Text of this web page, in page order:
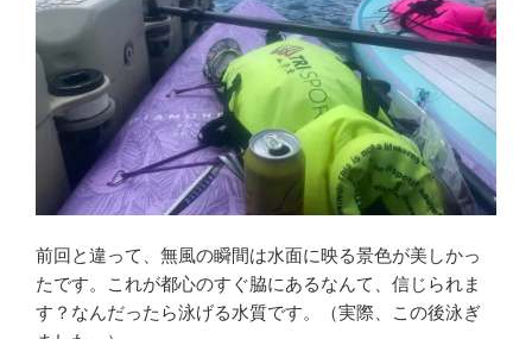
前回と違って、無風の瞬間は水面に映る景色が美しかっ
たです。これが都心のすぐ脇にあるなんて、信じられま
す？なんだったら泳げる水質です。（実際、この後泳ぎ